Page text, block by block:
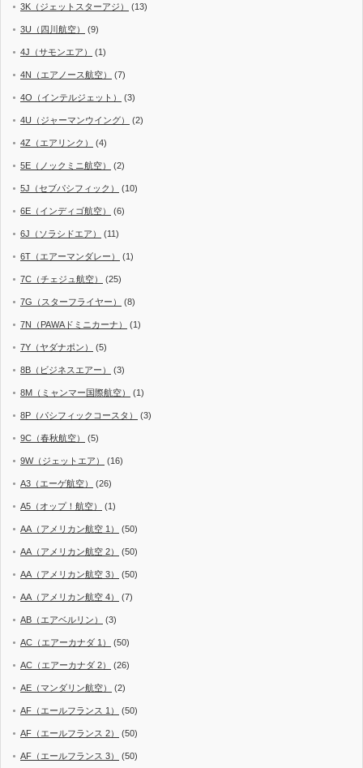
3K（ジェットスターアジ） (13)
3U（四川航空） (9)
4J（サモンエア） (1)
4N（エアノース航空） (7)
4O（インテルジェット） (3)
4U（ジャーマンウイング） (2)
4Z（エアリンク） (4)
5E（ノックミニ航空） (2)
5J（セブパシフィック） (10)
6E（インディゴ航空） (6)
6J（ソラシドエア） (11)
6T（エアーマンダレー） (1)
7C（チェジュ航空） (25)
7G（スターフライヤー） (8)
7N（PAWAドミニカーナ） (1)
7Y（ヤダナポン） (5)
8B（ビジネスエアー） (3)
8M（ミャンマー国際航空） (1)
8P（パシフィックコースタ） (3)
9C（春秋航空） (5)
9W（ジェットエア） (16)
A3（エーゲ航空） (26)
A5（オップ！航空） (1)
AA（アメリカン航空 1） (50)
AA（アメリカン航空 2） (50)
AA（アメリカン航空 3） (50)
AA（アメリカン航空 4） (7)
AB（エアベルリン） (3)
AC（エアーカナダ 1） (50)
AC（エアーカナダ 2） (26)
AE（マンダリン航空） (2)
AF（エールフランス 1） (50)
AF（エールフランス 2） (50)
AF（エールフランス 3） (50)